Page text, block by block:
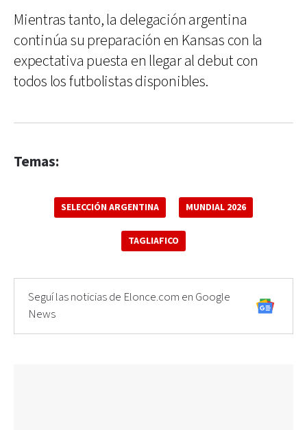
Mientras tanto, la delegación argentina
continúa su preparación en Kansas con la
expectativa puesta en llegar al debut con
todos los futbolistas disponibles.
Temas:
SELECCIÓN ARGENTINA MUNDIAL 2026
TAGLIAFICO
Seguí las noticias de Elonce.com en Google
News